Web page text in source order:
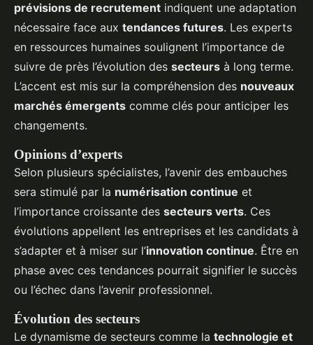
prévisions de recrutement indiquent une adaptation
nécessaire face aux tendances futures. Les experts
en ressources humaines soulignent l’importance de
suivre de près l’évolution des secteurs à long terme.
L’accent est mis sur la compréhension des nouveaux
marchés émergents comme clés pour anticiper les
changements.
Opinions d’experts
Selon plusieurs spécialistes, l’avenir des embauches
sera stimulé par la numérisation continue et
l’importance croissante des secteurs verts. Ces
évolutions appellent les entreprises et les candidats à
s’adapter et à miser sur l’innovation continue. Être en
phase avec ces tendances pourrait signifier le succès
ou l’échec dans l’avenir professionnel.
Évolution des secteurs
Le dynamisme de secteurs comme la technologie et